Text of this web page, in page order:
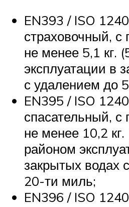
EN393 / ISO
страховочный, с
не менее 5,1 кг.
эксплуатации в
с удалением до
EN395 / ISO
спасательный, с
не менее 10,2
районом
закрытых водах
20-ти миль;
EN396 / ISO